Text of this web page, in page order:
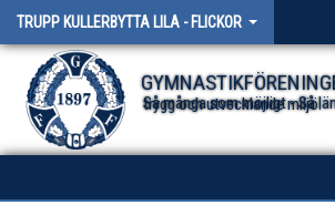
TRUPP KULLERBYTTA LILA - FLICKOR
Så många som möjligt - Så länge som möjligt - I en trygg och utvecklande miljö.